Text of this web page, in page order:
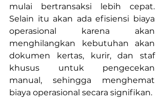
mulai bertransaksi lebih cepat.
Selain itu akan ada efisiensi biaya
operasional karena akan
menghilangkan kebutuhan akan
dokumen kertas, kurir, dan staf
khusus untuk pengecekan
manual, sehingga menghemat
biaya operasional secara signifikan.